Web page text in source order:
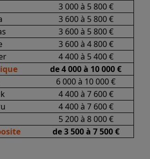
3 000 à 5 800 €
3 600 à 5 800 €
3 600 à 5 800 €
3 600 à 4 800 €
4 400 à 5 400 €
de 4 000 à 10 000 €
6 000 à 10 000 €
4 400 à 7 600 €
4 400 à 7 600 €
5 200 à 8 000 €
de 3 500 à 7 500 €